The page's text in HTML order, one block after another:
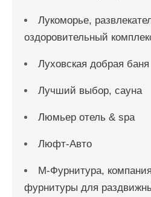
Лукоморье,
оздоровительный
Луховская добрая баня
Лучший выбор, сауна
Люмьер отель & spa
Люфт-Авто
М-Фурнитура,
фурнитуры для